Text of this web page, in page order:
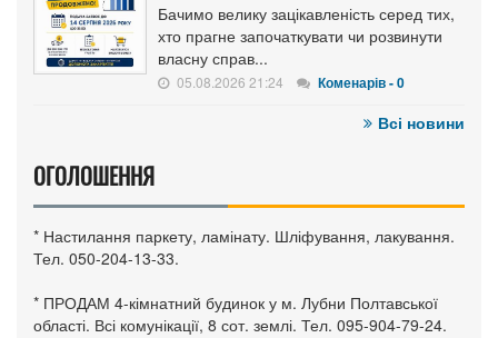
Бачимо велику зацікавленість серед тих,
хто прагне започаткувати чи розвинути
власну справ...
05.08.2026 21:24 Коменарів - 0
Всі новини
ОГОЛОШЕННЯ
* Настилання паркету, ламінату. Шліфування, лакування.
Тел. 050-204-13-33.
* ПРОДАМ 4-кімнатний будинок у м. Лубни Полтавської
області. Всі комунікації, 8 сот. землі. Тел. 095-904-79-24.